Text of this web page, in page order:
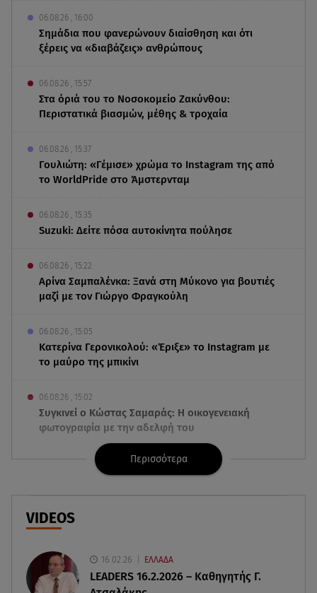
06.08.26 , 16:00
Σημάδια που φανερώνουν διαίσθηση και ότι
ξέρεις να «διαβάζεις» ανθρώπους
06.08.26 , 15:57
Στα όριά του το Νοσοκομείο Ζακύνθου:
Περιστατικά βιασμών, μέθης & τροχαία
06.08.26 , 15:37
Γουλιώτη: «Γέμισε» χρώμα το Instagram της από
το WorldPride στο Άμστερνταμ
06.08.26 , 15:35
Suzuki: Δείτε πόσα αυτοκίνητα πούλησε
06.08.26 , 15:22
Αρίνα Σαμπαλένκα: Ξανά στη Μύκονο για βουτιές
μαζί με τον Γιώργο Φραγκούλη
06.08.26 , 15:05
Κατερίνα Γερονικολού: «Έριξε» το Instagram με
το μαύρο της μπικίνι
06.08.26 , 15:02
Συγκινεί ο Κώστας Σαμαράς: Η οικογενειακή
φωτογραφία με την αδελφή του
06.08.26 , 14:41
Κηδεία Λάκη Χαλκιά: Συντετριμμένη η σύζυγός
του στο τελευταίο «αντίο»
06.08.26 , 14:34
Παράσχου από το νοσοκομείο
Περισσότερα
VIDEOS
16.02.26 ΕΛΛΑΔΑ
LEADERS 16.2.2026 – Καθηγητής Γ.